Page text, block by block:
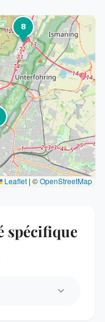
8
Leaflet | ©OpenStreetMap
spécifique